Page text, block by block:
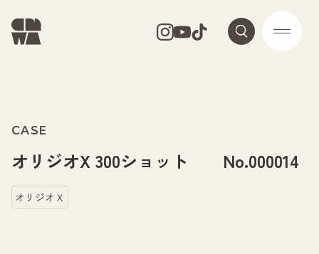
CASE
オリジオX 300ショット No.000014
オリジオＸ